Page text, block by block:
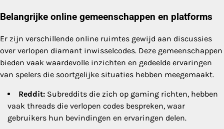
Belangrijke online gemeenschappen en platforms
Er zijn verschillende online ruimtes gewijd aan discussies
over verlopen diamant inwisselcodes. Deze gemeenschappen
bieden vaak waardevolle inzichten en gedeelde ervaringen
van spelers die soortgelijke situaties hebben meegemaakt.
Reddit: Subreddits die zich op gaming richten, hebben
vaak threads die verlopen codes bespreken, waar
gebruikers hun bevindingen en ervaringen delen.